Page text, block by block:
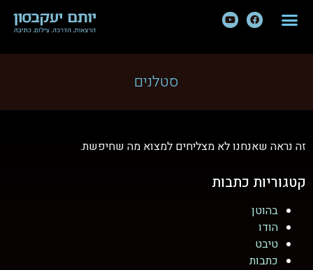
סטלנים
זה נראה שאנחנו לא מצליחים למצוא מה שחיפשת.
קטגוריות כתבות
בהוטן
הודו
טיבט
כתבות